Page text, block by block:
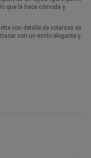
que la hace cómoda y
con detalle de volantes es
con un estilo elegante y